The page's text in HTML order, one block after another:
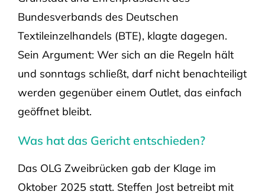
Bundesverbands des Deutschen
Textileinzelhandels (BTE), klagte dagegen.
Sein Argument: Wer sich an die Regeln hält
und sonntags schließt, darf nicht benachteiligt
werden gegenüber einem Outlet, das einfach
geöffnet bleibt.
Was hat das Gericht entschieden?
Das OLG Zweibrücken gab der Klage im
Oktober 2025 statt. Steffen Jost betreibt mit